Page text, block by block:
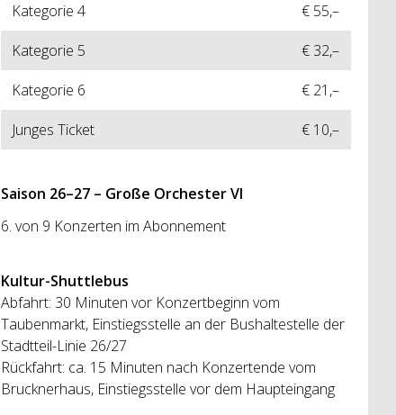
Kategorie 4
€ 55,–
Kategorie 5
€ 32,–
Kategorie 6
€ 21,–
Junges Ticket
€ 10,–
Saison 26–27 – Große Orchester VI
6. von 9 Konzerten im Abonnement
Kultur-Shuttlebus
Abfahrt: 30 Minuten vor Konzertbeginn vom
Taubenmarkt, Einstiegsstelle an der Bushaltestelle der
Stadtteil-Linie 26/27
Rückfahrt: ca. 15 Minuten nach Konzertende vom
Brucknerhaus, Einstiegsstelle vor dem Haupteingang